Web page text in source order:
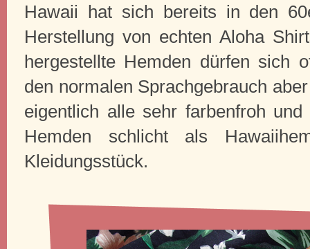
Hawaii hat sich bereits in den
Herstellung von echten Aloha
hergestellte Hemden dürfen sich
den normalen Sprachgebrauch
eigentlich alle sehr farbenfroh
Hemden schlicht als
Kleidungsstück.